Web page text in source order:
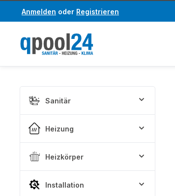
Hauptinhalt springen
Zur Suche springen
Anmelden oder Registrieren
Sanitär
Heizung
Heizkörper
Installation